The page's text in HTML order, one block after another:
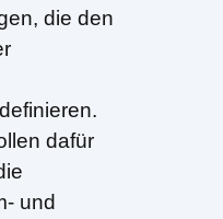
die den
dafür
und